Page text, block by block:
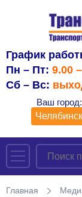
График
Пн – Пт: 9.00
Сб – Вс:
Ваш город:
Челябинск
Главная